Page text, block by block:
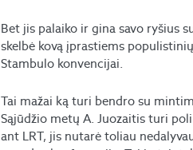
Bet jis palaiko ir gina savo ryšius
skelbė kovą įprastiems
Stambulo konvencijai.
Tai mažai ką turi bendro su
Sąjūdžio metų A. Juozaitis turi
ant LRT, jis nutarė toliau